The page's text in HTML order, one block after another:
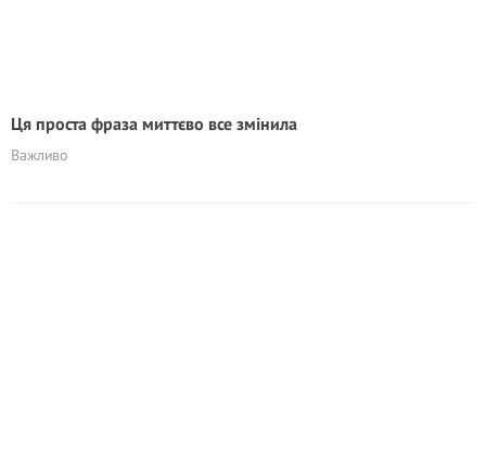
Ця проста фраза миттєво все змінила
Важливо